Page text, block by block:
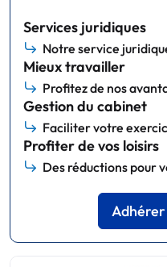
Services juridiques
Notre service
Mieux travailler
Profitez de nos
Gestion du cabinet
Faciliter votre
Profiter de vos loisirs
Des réductions pour
Adhérer